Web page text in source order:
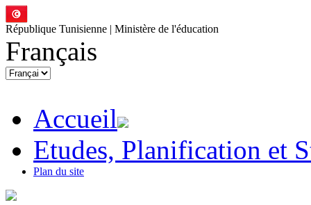
République Tunisienne | Ministère de l'éducation
Français
Accueil
Etudes, Planification et
Plan du site